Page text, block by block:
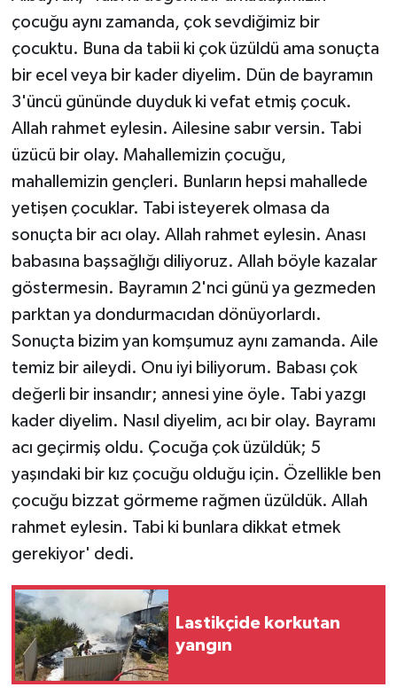
çocuğu aynı zamanda, çok sevdiğimiz bir
çocuktu. Buna da tabii ki çok üzüldü ama sonuçta
bir ecel veya bir kader diyelim. Dün de bayramın
3'üncü gününde duyduk ki vefat etmiş çocuk.
Allah rahmet eylesin. Ailesine sabır versin. Tabi
üzücü bir olay. Mahallemizin çocuğu,
mahallemizin gençleri. Bunların hepsi mahallede
yetişen çocuklar. Tabi isteyerek olmasa da
sonuçta bir acı olay. Allah rahmet eylesin. Anası
babasına başsağlığı diliyoruz. Allah böyle kazalar
göstermesin. Bayramın 2'nci günü ya gezmeden
parktan ya dondurmacıdan dönüyorlardı.
Sonuçta bizim yan komşumuz aynı zamanda. Aile
temiz bir aileydi. Onu iyi biliyorum. Babası çok
değerli bir insandır; annesi yine öyle. Tabi yazgı
kader diyelim. Nasıl diyelim, acı bir olay. Bayramı
acı geçirmiş oldu. Çocuğa çok üzüldük; 5
yaşındaki bir kız çocuğu olduğu için. Özellikle ben
çocuğu bizzat görmeme rağmen üzüldük. Allah
rahmet eylesin. Tabi ki bunlara dikkat etmek
gerekiyor' dedi.
Lastikçide korkutan
yangın